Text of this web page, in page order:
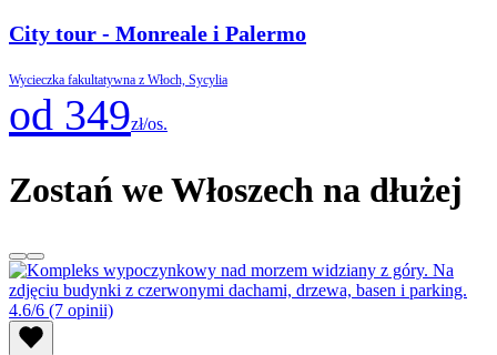
City tour - Monreale i Palermo
Wycieczka fakultatywna z Włoch, Sycylia
od 349zł/os.
Zostań we Włoszech na dłużej
4.6/6 (7 opinii)